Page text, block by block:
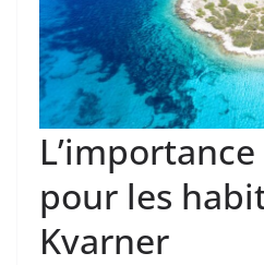
pour les
Kvarner